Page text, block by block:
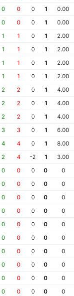
0 0 0 1
0.00
0 0 0 1
0.00
1 1 0 1
2.00
1 1 0 1
2.00
1 1 0 1
2.00
1 1 0 1
2.00
2 2 0 1
4.00
2 2 0 1
4.00
2 2 0 1
4.00
3 3 0 1
6.00
4 4 0 1
8.00
2 4 -2 1
3.00
0 0 0 0
0
0 0 0 0
0
0 0 0 0
0
0 0 0 0
0
0 0 0 0
0
0 0 0 0
0
0 0 0 0
0
0 0 0 0
0
0 0 0 0
0
0 0 0 0
0